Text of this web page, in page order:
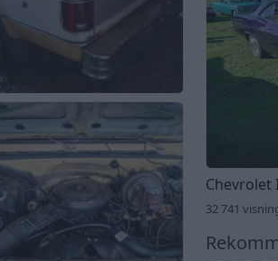
Chevrolet
32 741